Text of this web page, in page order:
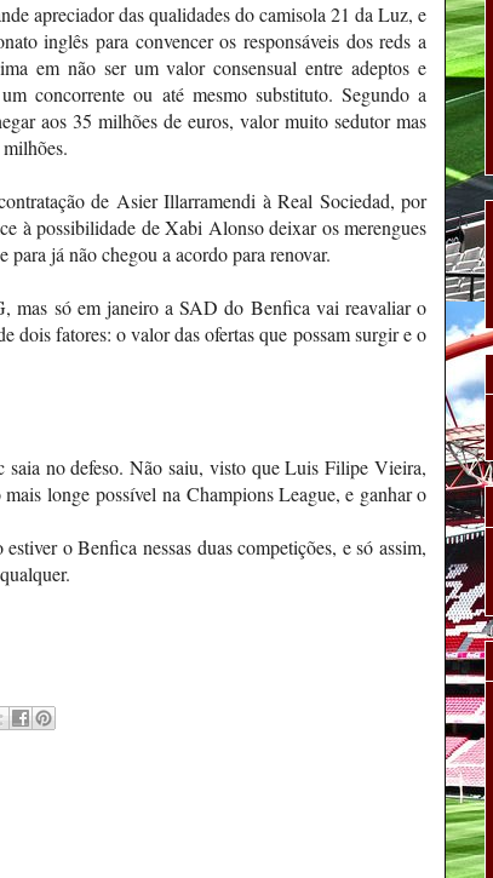
apreciador das qualidades do camisola 21 da Luz, e
inglês para convencer os responsáveis dos reds a
em não ser um valor consensual entre adeptos e
concorrente ou até mesmo substituto. Segundo a
aos 35 milhões de euros, valor muito sedutor mas
de Asier Illarramendi à Real Sociedad, por
à possibilidade de Xabi Alonso deixar os merengues
já não chegou a acordo para renovar.
mas só em janeiro a SAD do Benfica vai reavaliar o
dois fatores: o valor das ofertas que possam surgir e o
no defeso. Não saiu, visto que Luis Filipe Vieira,
longe possível na Champions League, e ganhar o
o Benfica nessas duas competições, e só assim,